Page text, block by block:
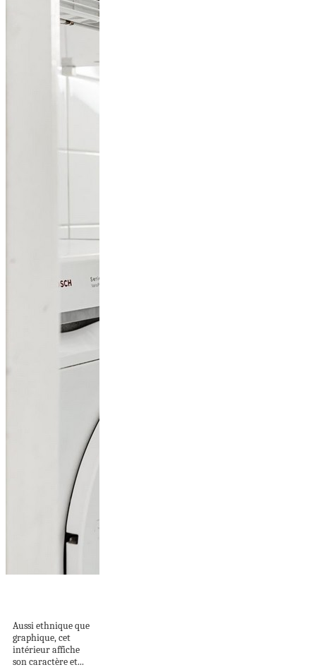
Aussi ethnique que
graphique, cet
intérieur affiche
son caractère et...